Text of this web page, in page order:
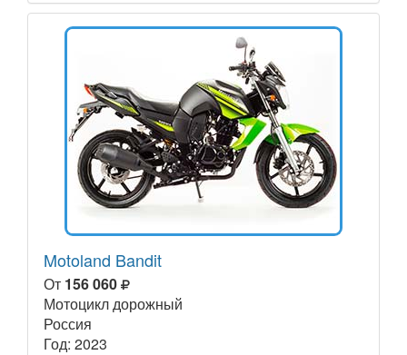
Motoland Bandit
От 156 060
Мотоцикл дорожный
Россия
Год: 2023